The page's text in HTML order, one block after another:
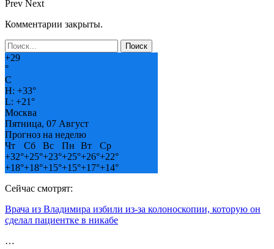
Prev Next
Комментарии закрыты.
+29
°
C
H: +33°
L: +21°
Москва
Пятница, 07 Август
Прогноз на неделю
Чт
Сб Вс Пн Вт
Ср
+32°+25°+23°+25°+26°+22°
+18°+18°+15°+15°+17°+14°
Сейчас смотрят:
Врача из Владимира избили из-за колоноскопии, которую он
сделал пациентке в никабе
…